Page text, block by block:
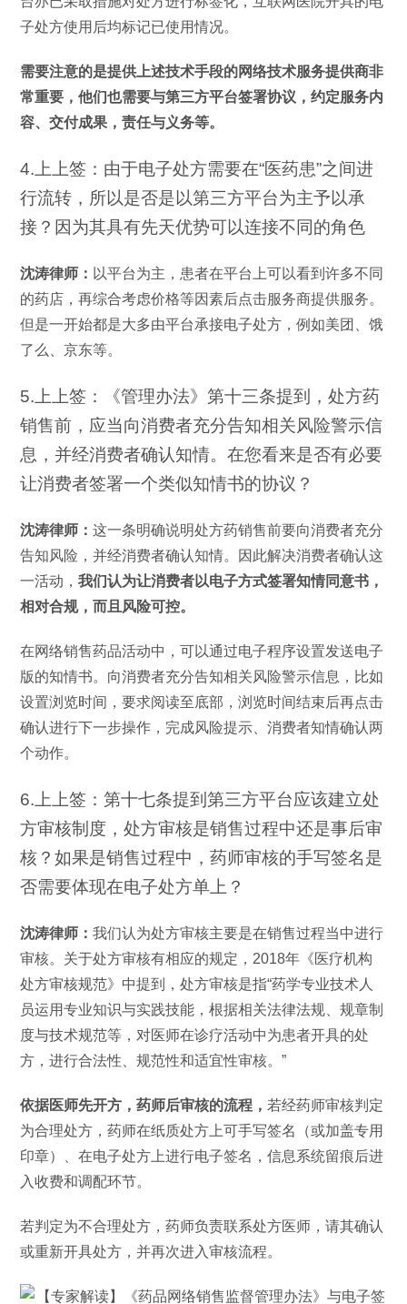
子处方使用后均标记已使用情况。
需要注意的是提供上述技术手段的网络技术服务提供商非
常重要，他们也需要与第三方平台签署协议，约定服务内
容、交付成果，责任与义务等。
4.上上签：由于电子处方需要在“医药患”之间进
行流转，所以是否是以第三方平台为主予以承
接？因为其具有先天优势可以连接不同的角色
沈涛律师： 以平台为主，患者在平台上可以看到许多不同
的药店，再综合考虑价格等因素后点击服务商提供服务。
但是一开始都是大多由平台承接电子处方，例如美团、饿
了么、京东等。
5.上上签：《管理办法》第十三条提到，处方药
销售前，应当向消费者充分告知相关风险警示信
息，并经消费者确认知情。在您看来是否有必要
让消费者签署一个类似知情书的协议？
沈涛律师：这一条明确说明处方药销售前要向消费者充分
告知风险，并经消费者确认知情。因此解决消费者确认这
一活动，我们认为让消费者以电子方式签署知情同意书，
相对合规，而且风险可控。
在网络销售药品活动中，可以通过电子程序设置发送电子
版的知情书。向消费者充分告知相关风险警示信息，比如
设置浏览时间，要求阅读至底部，浏览时间结束后再点击
确认进行下一步操作，完成风险提示、消费者知情确认两
个动作。
6.上上签：第十七条提到第三方平台应该建立处
方审核制度，处方审核是销售过程中还是事后审
核？如果是销售过程中，药师审核的手写签名是
否需要体现在电子处方单上？
沈涛律师：我们认为处方审核主要是在销售过程当中进行
审核。关于处方审核有相应的规定，2018年《医疗机构
处方审核规范》中提到，处方审核是指“药学专业技术人
员运用专业知识与实践技能，根据相关法律法规、规章制
度与技术规范等，对医师在诊疗活动中为患者开具的处
方，进行合法性、规范性和适宜性审核。”
依据医师先开方，药师后审核的流程， 若经药师审核判定
为合理处方，药师在纸质处方上可手写签名（或加盖专用
印章）、在电子处方上进行电子签名，信息系统留痕后进
入收费和调配环节。
若判定为不合理处方，药师负责联系处方医师，请其确认
或重新开具处方，并再次进入审核流程。